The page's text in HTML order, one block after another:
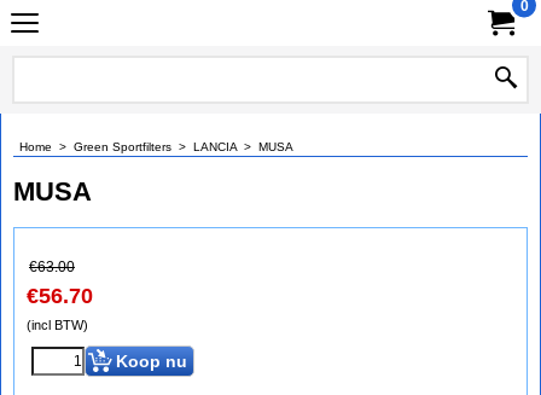
0
Home > Green Sportfilters > LANCIA > MUSA
MUSA
€63.00
€56.70
(incl BTW)
Koop nu